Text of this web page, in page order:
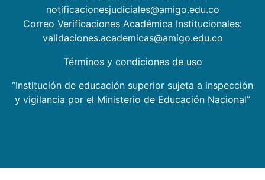
notificacionesjudiciales@amigo.edu.co
Correo Verificaciones Académica Institucionales:
validaciones.academicas@amigo.edu.co
Términos y condiciones de uso
“Institución de educación superior sujeta a inspección
y vigilancia por el Ministerio de Educación Nacional”